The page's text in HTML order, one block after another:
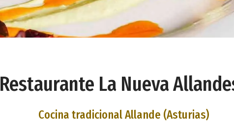
Restaurante La Nueva
Cocina tradicional Allande (Asturias)